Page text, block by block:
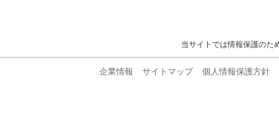
当サイトでは情報保護のた
企業情報 サイトマップ 個人情報保護方針